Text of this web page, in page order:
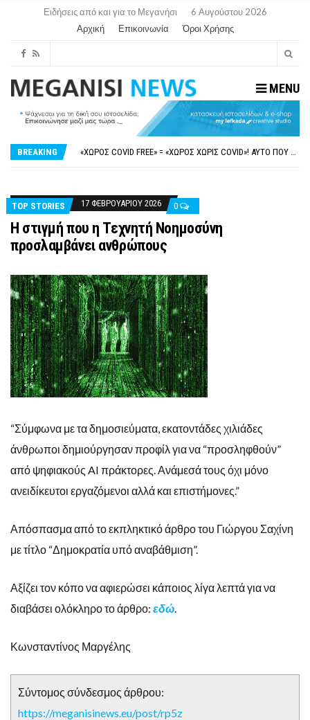
Ειδήσεις από και για το Μεγανήσι
6 Αυγούστου 2026
Αρχική
Επικοινωνία Όροι Χρήσης
MENU
BREAKING
ΝΥΔΡΊ:ΠΙΆΣΤΗΚΑΝ ΣΤΟ ΞΎΛΟ ΟΙ ΙΔΙΟΚΤΉΤΕΣ ΤΟΥΡΙΣΤΙΚΏΝ ΣΚΑΦΏΝ.
ΠΕΡΊ ΑΝΑΣΤΟΛΉΣ ΝΗΠΙΑΓΩΓΕΊΩΝ ΣΤΗ ΛΕΥΚΆΔΑ
TOP STORIES
17 ΦΕΒΡΟΥΑΡΊΟΥ 2026 0
Η στιγμή που η Τεχνητή Νοημοσύνη
προσλαμβάνει ανθρώπους
“Σύμφωνα με τα δημοσιεύματα, εκατοντάδες χιλιάδες
άνθρωποι δημιούργησαν προφίλ για να “προσληφθούν”
από ψηφιακούς AI πράκτορες. Ανάμεσά τους όχι μόνο
ανειδίκευτοι εργαζόμενοι αλλά και επιστήμονες.”
Απόσπασμα από το εκπληκτικό άρθρο του Γιώργου Σαχίνη
με τίτλο “Δημοκρατία υπό αναβάθμιση”.
Αξίζει τον κόπο να αφιερώσει κάποιος λίγα λεπτά για να
διαβάσει ολόκληρο το άρθρο: εδώ
Κωνσταντίνος Μαργέλης
Σύντομος σύνδεσμος άρθρου:
https://meganisinews.eu/post/rp5z